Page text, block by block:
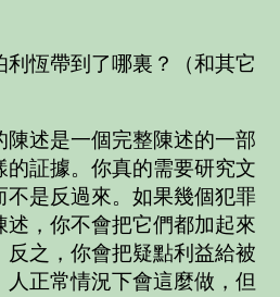
利恆帶到了哪裏？（和其它
述是一個完整陳述的一部
証據。你真的需要研究文
不是反過來。如果幾個犯罪
述，你不會把它們都加起來
之，你會把疑點利益給被
正常情況下會這麼做，但